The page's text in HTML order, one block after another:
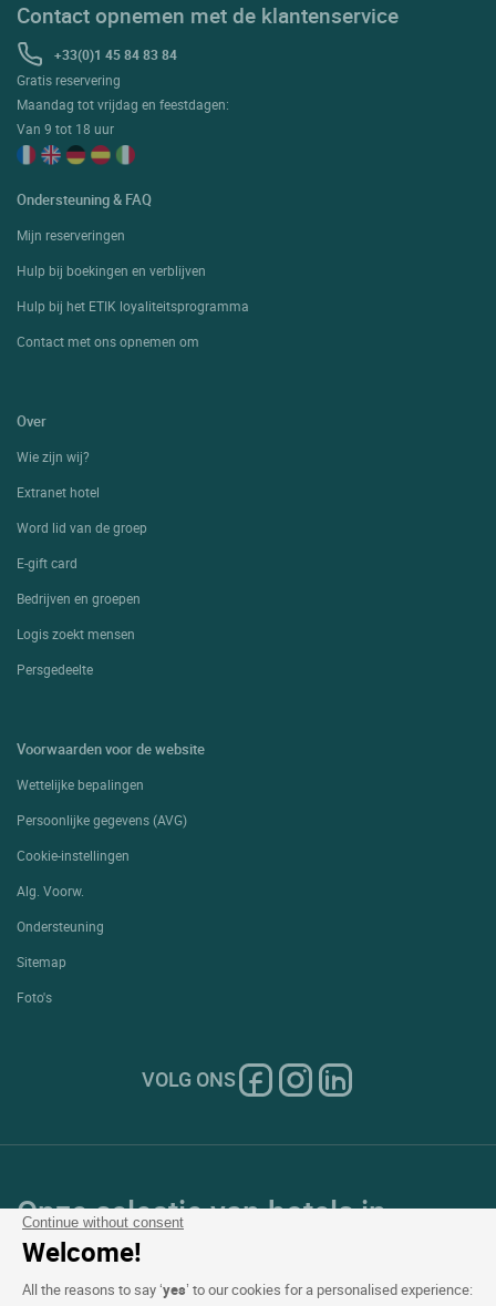
Continue without consent
Welcome!
All the reasons to say ‘yes’ to our cookies for a personalised experience:
Contact opnemen met de klantenservice
+33(0)1 45 84 83 84
Gratis reservering
Maandag tot vrijdag en feestdagen:
Van 9 tot 18 uur
Ondersteuning & FAQ
Mijn reserveringen
Hulp bij boekingen en verblijven
Hulp bij het ETIK loyaliteitsprogramma
Contact met ons opnemen om
Over
Wie zijn wij?
Extranet hotel
Word lid van de groep
E-gift card
Bedrijven en groepen
Logis zoekt mensen
Persgedeelte
Voorwaarden voor de website
Wettelijke bepalingen
Persoonlijke gegevens (AVG)
Cookie-instellingen
Alg. Voorw.
Ondersteuning
Sitemap
Foto's
VOLG ONS
Onze selectie van hotels in
Frankrijk en Europa